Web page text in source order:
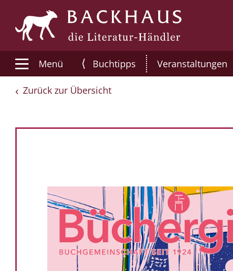
Menü ⟨ Buchtipps Veranstaltungen
Zurück zur Übersicht